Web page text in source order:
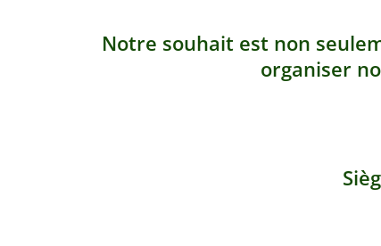
Notre souhait est non
organiser